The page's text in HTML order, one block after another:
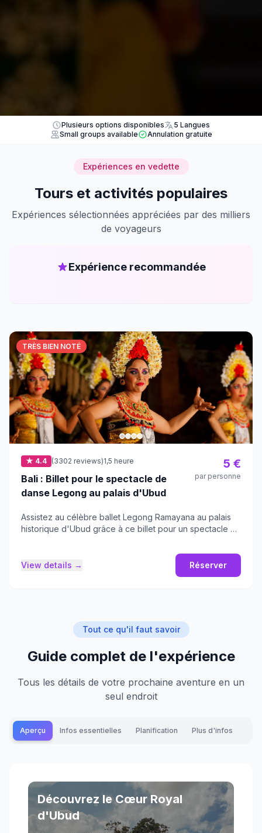
Plusieurs options disponibles
5 Langues
Small groups available
Annulation gratuite
Expériences en vedette
Tours et activités populaires
Expériences sélectionnées appréciées par des milliers
de voyageurs
Expérience recommandée
TRÈS BIEN NOTÉ
★ 4.4 (3302 reviews)1,5 heure
Bali : Billet pour le spectacle de
danse Legong au palais d'Ubud
5 €
par personne
Assistez au célèbre ballet Legong Ramayana au palais
historique d'Ubud grâce à ce billet pour un spectacle de
View details → Réserver
Tout ce qu'il faut savoir
Guide complet de l'expérience
Tous les détails de votre prochaine aventure en un
seul endroit
Aperçu Infos essentielles Planification Plus d'infos
Découvrez le Cœur Royal
d'Ubud